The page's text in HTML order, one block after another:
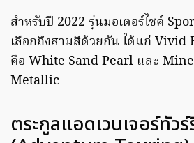
สำหรับปี 2022 รุ่นมอเตอร์ไซค์
เลือกถึงสามสีด้วยกัน ได้แก่ Vivid
คือ White Sand Pearl และ
Metallic
ตระกูลแอดเวนเจอร์ทัวร์